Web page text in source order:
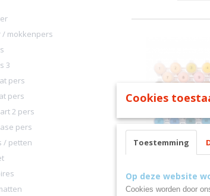
/ mokkenpers
3
pers
pers
2 pers
pers
/ petten
IPaint verf
IPaint verf 48 kleuren
Cookies
Toestemming
Op deze website
Cookies worden door